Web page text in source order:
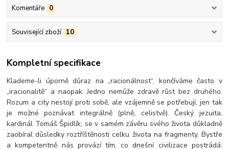
Komentáře 0
Související zboží 10
Kompletní specifikace
Klademe-li úporně důraz na „racionálnost“, končíváme často v
„iracionalitě“ a naopak. Jedno nemůže zdravě růst bez druhého.
Rozum a city nestojí proti sobě, ale vzájemně se potřebují, jen tak
je možné poznávat integrálně (plně, celistvě). Český jezuita,
kardinál Tomáš Špidlík, se v samém závěru svého života důkladně
zaobíral důsledky roztříštěnosti celku života na fragmenty. Bystře
a kompetentně nás provází tím, co dnešní civilizace postrádá: